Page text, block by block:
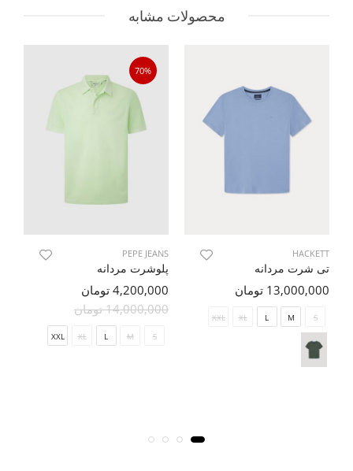
محصولات مشابه
HACKETT
تی شرت مردانه
13,000,000 تومان
S
M
L
XL
XXL
70%
PEPE JEANS
پلوشرت مردانه
4,200,000 تومان
14,000,000 تومان
S
M
L
XL
XXL